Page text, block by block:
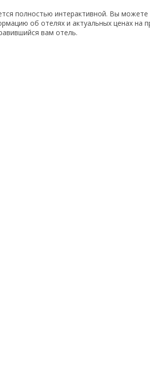
полностью интерактивной. Вы
об отелях и актуальных ценах на
вам отель.